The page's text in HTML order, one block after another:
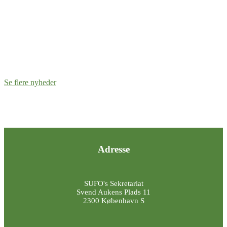
Se flere nyheder
Adresse
SUFO's Sekretariat
Svend Aukens Plads 11
2300 København S